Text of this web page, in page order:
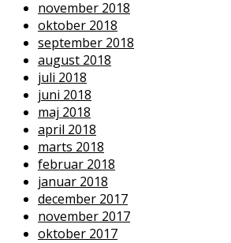
november 2018
oktober 2018
september 2018
august 2018
juli 2018
juni 2018
maj 2018
april 2018
marts 2018
februar 2018
januar 2018
december 2017
november 2017
oktober 2017